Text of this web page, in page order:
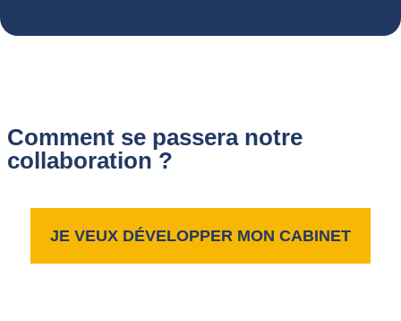
Comment se passera notre
collaboration ?
JE VEUX DÉVELOPPER MON CABINET